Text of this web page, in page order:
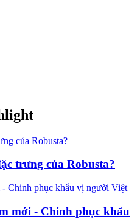
trưng của Robusta?
mới - Chinh phục khẩu